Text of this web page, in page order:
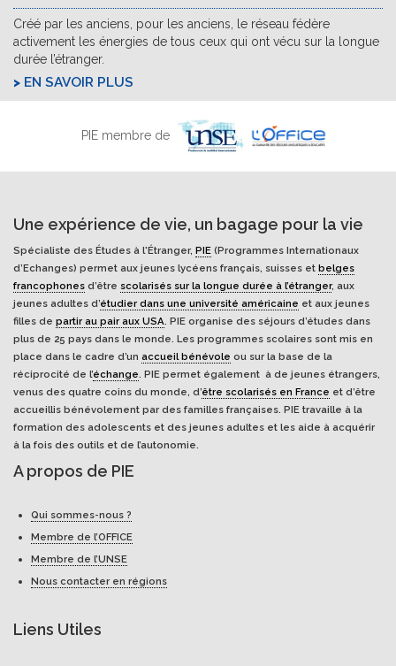
Créé par les anciens, pour les anciens, le réseau fédère
activement les énergies de tous ceux qui ont vécu sur la longue
durée l’étranger.
EN SAVOIR PLUS
PIE membre de
Une expérience de vie, un bagage pour la vie
Spécialiste des Études à l'Étranger, PIE (Programmes Internationaux
d’Echanges) permet aux jeunes lycéens français, suisses et belges
francophones d’être scolarisés sur la longue durée à l’étranger, aux
jeunes adultes d’étudier dans une université américaine et aux jeunes
filles de partir au pair aux USA. PIE organise des séjours d’études dans
plus de 25 pays dans le monde. Les programmes scolaires sont mis en
place dans le cadre d’un accueil bénévole ou sur la base de la
réciprocité de l’échange. PIE permet également à de jeunes étrangers,
venus des quatre coins du monde, d’être scolarisés en France et d’être
accueillis bénévolement par des familles françaises. PIE travaille à la
formation des adolescents et des jeunes adultes et les aide à acquérir
à la fois des outils et de l’autonomie.
A propos de PIE
Qui sommes-nous ?
Membre de l’OFFICE
Membre de l’UNSE
Nous contacter en régions
Liens Utiles